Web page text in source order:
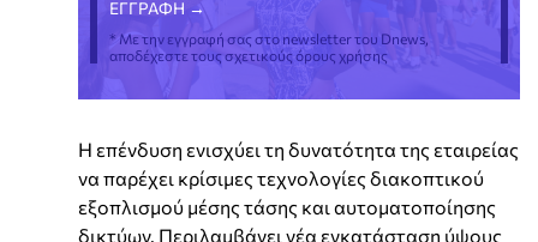
* Με την εγγραφή σας στο newsletter του Dnews,
αποδέχεστε τους σχετικούς όρους χρήσης
Η επένδυση ενισχύει τη δυνατότητα της εταιρείας
να παρέχει κρίσιμες τεχνολογίες διακοπτικού
εξοπλισμού μέσης τάσης και αυτοματοποίησης
δικτύων. Περιλαμβάνει νέα εγκατάσταση ύψους